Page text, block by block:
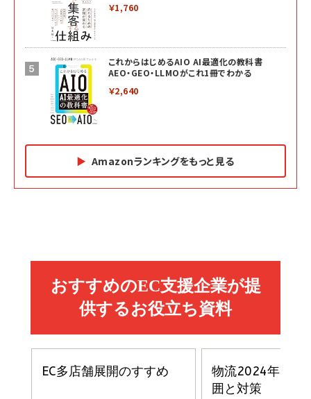
￥1,760
これからはじめるAIO AI最適化の教科書
AEO・GEO・LLMOがこれ1冊でわかる
￥2,640
Amazonランキングをもっと見る
副業
￥1,870
小さな会社は戦略が9割
ドリルを売るには穴を売れ
カラダ2026／宮舘涼太]
￥880
anan(アンアン)2026/06/24号 No.2500増刊
スペシャルエディション[王道エンタメの矜持／
￥1,100
anan(アンアン)2026/07/08号 No.2502[2026
年後半、あなたの恋と運命／山田涼介]
イシューからはじめよ［改訂版］――知的生産の「シンプ
ルな本質」
￥2,200
経営メモ 16年の起業家人生で得た知見